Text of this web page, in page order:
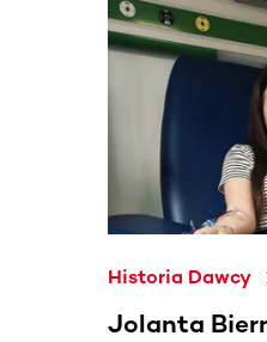
Historia Dawcy
Jolanta